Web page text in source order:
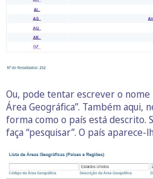
Ou, pode tentar escrever o nome
Área Geográfica”. Também aqui,
forma como o país está descrito.
faça “pesquisar”. O país aparece-